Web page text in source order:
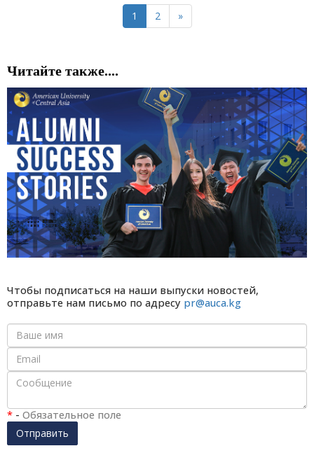
1 2 »
Читайте также....
Чтобы подписаться на наши выпуски новостей,
отправьте нам письмо по адресу pr@auca.kg
* - Обязательное поле
Отправить